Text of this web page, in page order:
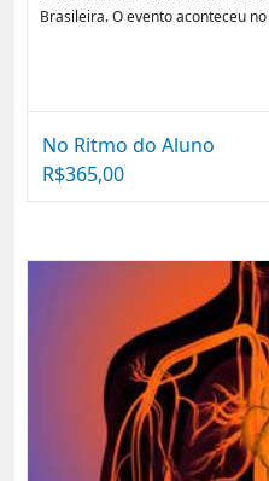
Brasileira. O evento aconteceu
No Ritmo do Aluno
R$365,00